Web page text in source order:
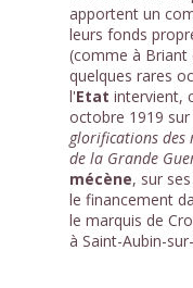
apportent un
leurs fonds
(comme à Briant
quelques rares
l'Etat intervient,
octobre 1919 sur
glorifications des
de la Grande
mécène, sur
le financement
le marquis de
à Saint-Aubin-